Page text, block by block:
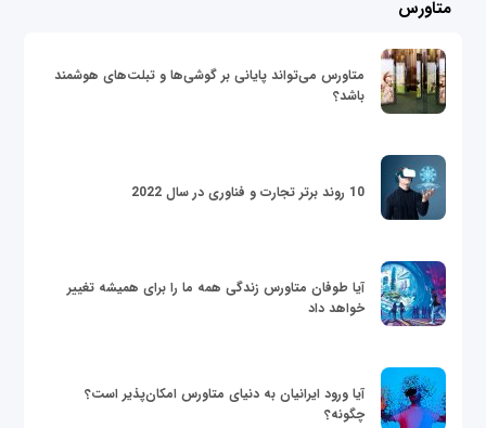
متاورس
متاورس می‌تواند پایانی بر گوشی‌ها و تبلت‌های هوشمند
باشد؟
10 روند برتر تجارت و فناوری در سال 2022
آیا طوفان متاورس زندگی همه ما را برای همیشه تغییر
خواهد داد
آیا ورود ایرانیان به دنیای متاورس امکان‌پذیر است؟
چگونه؟